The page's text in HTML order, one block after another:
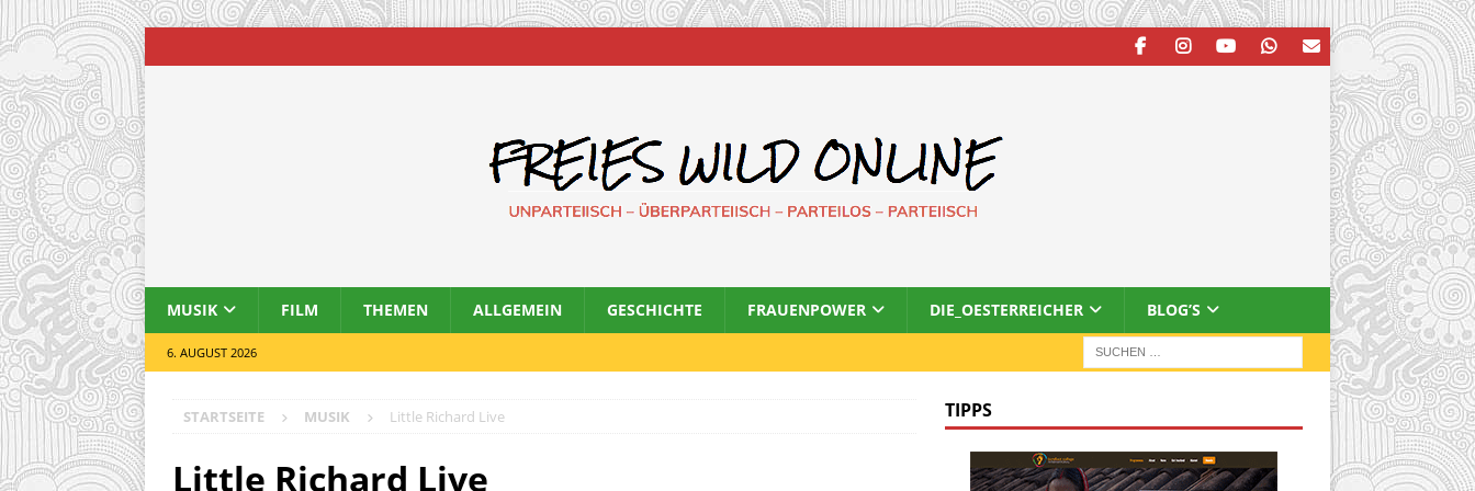
MUSIK FILM THEMEN ALLGEMEIN GESCHICHTE FRAUENPOWER DIE_OESTERREICHER BLOG’S
6. AUGUST 2026
STARTSEITE MUSIK Little Richard Live
Little Richard Live
TIPPS